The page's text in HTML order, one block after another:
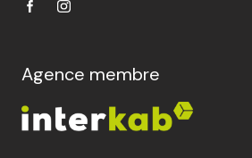
Agence membre